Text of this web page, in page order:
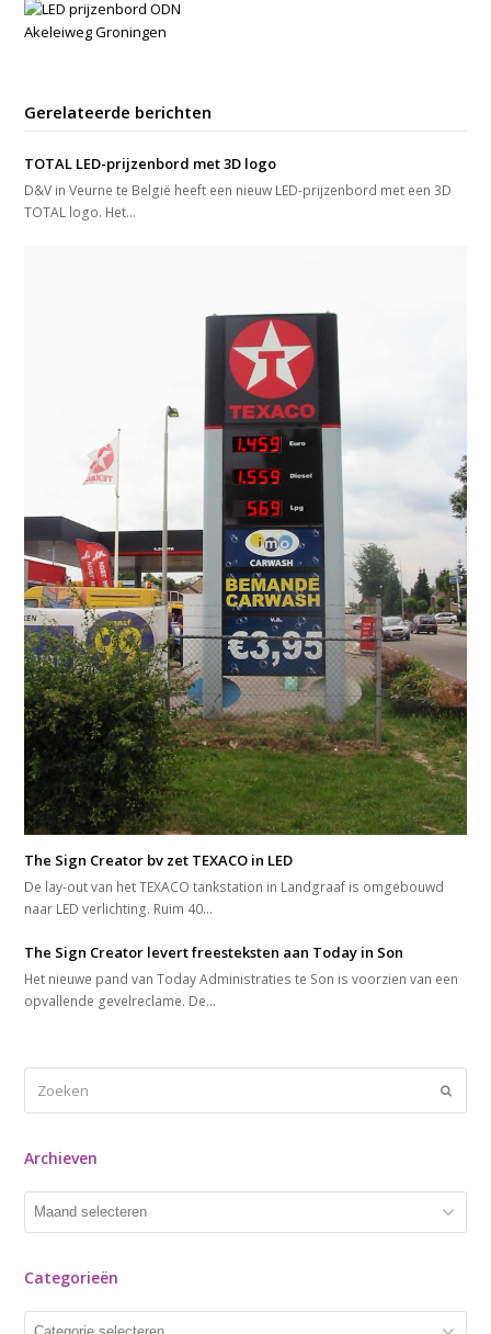
Gerelateerde berichten
TOTAL LED-prijzenbord met 3D logo
D&V in Veurne te België heeft een nieuw LED-prijzenbord met een 3D
TOTAL logo. Het…
The Sign Creator bv zet TEXACO in LED
De lay-out van het TEXACO tankstation in Landgraaf is omgebouwd
naar LED verlichting. Ruim 40…
The Sign Creator levert freesteksten aan Today in Son
Het nieuwe pand van Today Administraties te Son is voorzien van een
opvallende gevelreclame. De…
Archieven
Archieven
Categorieën
Categorieën